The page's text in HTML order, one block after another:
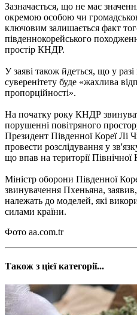
Зазначається, що не має
окремою особою чи
ключовим залишається факт
південнокорейського
простір КНДР.
У заяві також йдеться, що у
суверенітету буде «жахлива
пропорційності».
На початку року КНДР
порушенні повітряного
Президент Південної Кореї
провести розслідування у
що впав на території Північної
Міністр оборони Південної
звинувачення Пхеньяна,
належать до моделей, які
силами країни.
Фото aa.com.tr
Також з цієї категорії...